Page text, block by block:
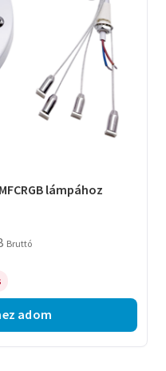
lámpához
Bruttó
adom